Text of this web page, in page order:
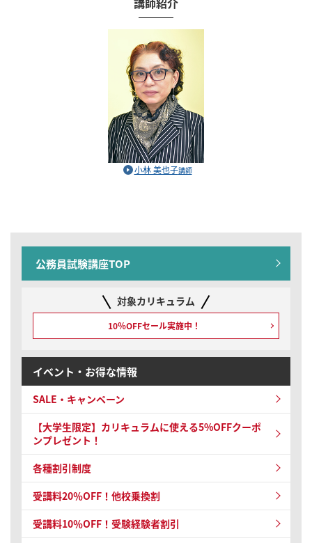
小林 美也子講師
公務員試験講座TOP
対象カリキュラム
10％OFFセール実施中！
イベント・お得な情報
SALE・キャンペーン
【大学生限定】カリキュラムに使える5%OFFクーポ
ンプレゼント！
各種割引制度
受講料20％OFF！他校乗換割
受講料10％OFF！ 受験経験者割引